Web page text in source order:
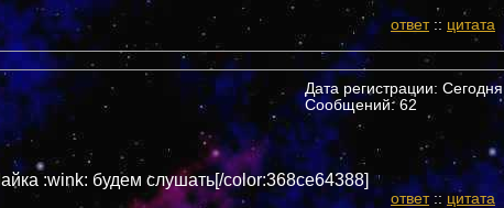
ответ:: цитата
Дата регистрации: Сегодня
Сообщений: 62
:wink: будем слушать[/color:368ce64388]
ответ:: цитата